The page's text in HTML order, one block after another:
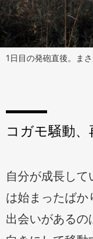
1日目の発砲直後。ま
コガモ騒動、
自分が成長し
は始まったばか
出会いがあるの